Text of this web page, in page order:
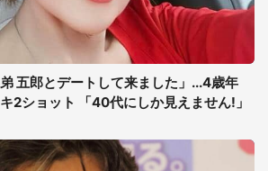
五郎とデートして来ました」...4歳年
2ショット 「40代にしか見えません!」